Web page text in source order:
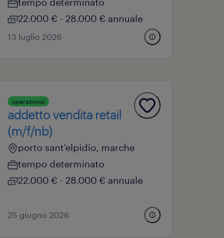
22.000 € - 28.000 € annuale
13 luglio 2026
operational
addetto vendita retail
(m/f/nb)
porto sant'elpidio, marche
tempo determinato
22.000 € - 28.000 € annuale
25 giugno 2026